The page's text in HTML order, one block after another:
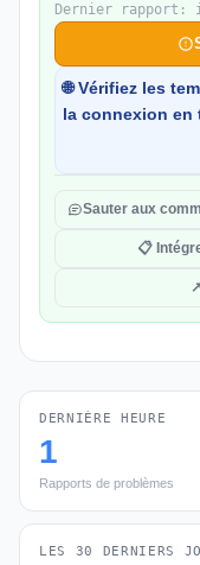
Dernier rapport:
🌐 Vérifiez les
la connexion en
Sauter aux
📋
DERNIÈRE HEURE
1
Rapports de problèmes
LES 30 DERNIERS